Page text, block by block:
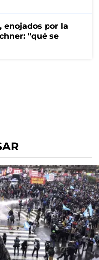
enojados por la
"qué se